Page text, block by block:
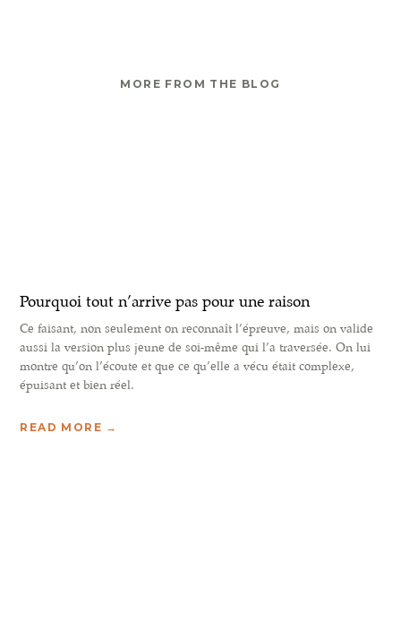
MORE FROM THE BLOG
Pourquoi tout n’arrive pas pour une raison
Ce faisant, non seulement on reconnaît l’épreuve, mais on valide
aussi la version plus jeune de soi-même qui l’a traversée. On lui
montre qu’on l’écoute et que ce qu’elle a vécu était complexe,
épuisant et bien réel.
READ MORE →